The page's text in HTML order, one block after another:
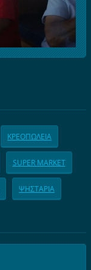
ΚΡΕΟΠΩΛΕΙΑ
SUPER MARKET
ΨΗΣΤΑΡΙΑ